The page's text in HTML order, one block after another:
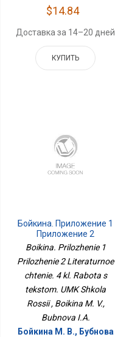
$14.84
Доставка за 14–20 дней
КУПИТЬ
Бойкина. Приложение 1
Приложение 2
Литературное Чтение. 4
УМК Школа России
Boikina. Prilozhenie 1
Prilozhenie 2 Literaturnoe
chtenie. 4 kl. Rabota s
tekstom. UMK Shkola
Rossii , Boikina M. V.,
Bubnova I.A.
Бойкина М. В., Бубнова